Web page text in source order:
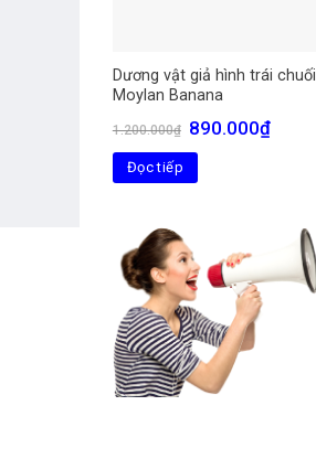
Dương vật giả hình trái chuối
Moylan Banana
1.200.000₫ Giá
gốc
là:
890.000₫Giá
Đọc tiếp